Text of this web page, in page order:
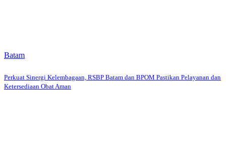
Batam
Perkuat Sinergi Kelembagaan, RSBP Batam dan BPOM Pastikan Pelayanan dan
Ketersediaan Obat Aman